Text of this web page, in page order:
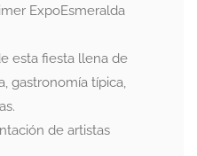
ExpoEsmeralda
esta fiesta llena de
gastronomía típica,
de artistas